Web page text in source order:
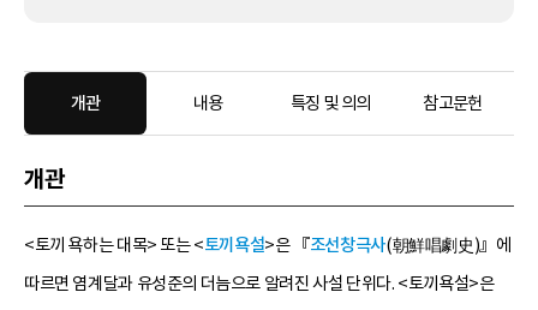
개관 내용 특징 및 의의 참고문헌
개관
<토끼 욕하는 대목> 또는 <토끼욕설>은 『조선창극사(朝鮮唱劇史)』에
따르면 염계달과 유성준의 더늠으로 알려진 사설 단위다. <토끼욕설>은